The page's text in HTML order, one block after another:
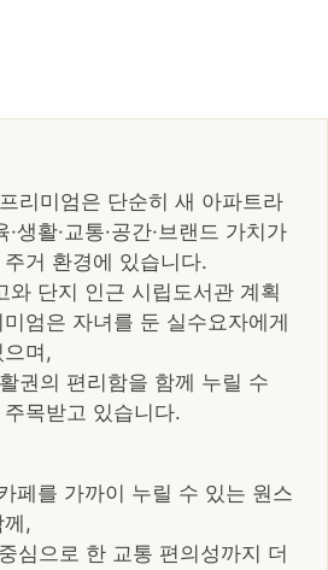
리미엄은 단순히 새 아파트라
생활·교통·공간·브랜드 가치가
거 환경에 있습니다.
와 단지 인근 시립도서관 계획
엄은 자녀를 둔 실수요자에게
며,
권의 편리함을 함께 누릴 수
목받고 있습니다.
페를 가까이 누릴 수 있는 원스
,
심으로 한 교통 편의성까지 더